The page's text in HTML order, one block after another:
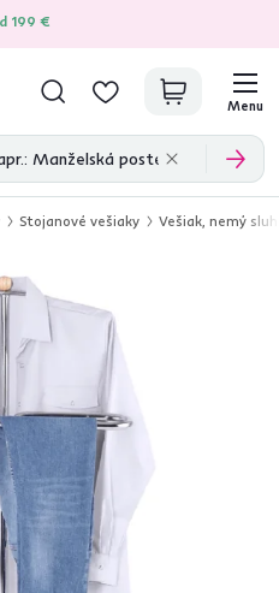
199 €produktových recenzií
Menu
Stojanové vešiaky Vešiak, nemý